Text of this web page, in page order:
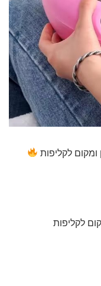
לקליפות
לקליפות